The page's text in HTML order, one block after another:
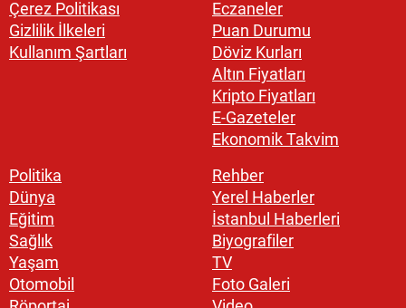
Çerez Politikası
Gizlilik İlkeleri
Kullanım Şartları
Eczaneler
Puan Durumu
Döviz Kurları
Altın Fiyatları
Kripto Fiyatları
E-Gazeteler
Ekonomik Takvim
Politika
Dünya
Eğitim
Sağlık
Yaşam
Otomobil
Rehber
Yerel Haberler
İstanbul Haberleri
Biyografiler
TV
Foto Galeri